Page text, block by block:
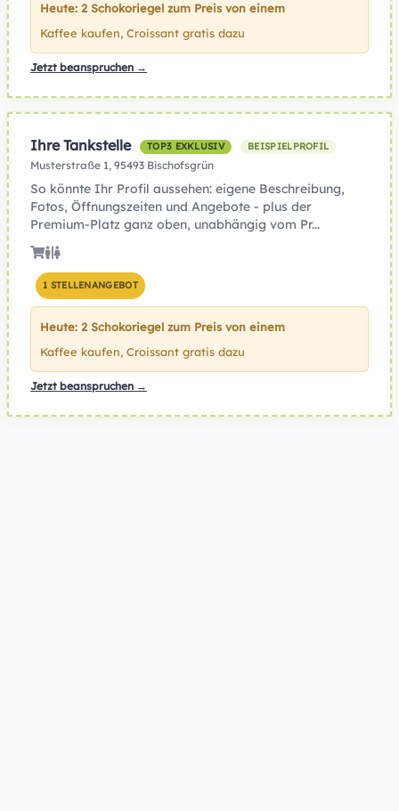
Heute: 2 Schokoriegel zum Preis von einem
Kaffee kaufen, Croissant gratis dazu
Jetzt beanspruchen →
Ihre Tankstelle TOP3 EXKLUSIV BEISPIELPROFIL
Musterstraße 1, 95493 Bischofsgrün
So könnte Ihr Profil aussehen: eigene Beschreibung,
Fotos, Öffnungszeiten und Angebote - plus der
Premium-Platz ganz oben, unabhängig vom Pr...
1 STELLENANGEBOT
Heute: 2 Schokoriegel zum Preis von einem
Kaffee kaufen, Croissant gratis dazu
Jetzt beanspruchen →